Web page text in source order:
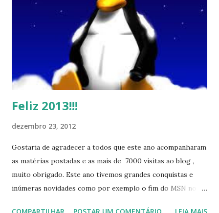
Feliz 2013!!!
dezembro 23, 2012
Gostaria de agradecer a todos que este ano acompanharam
as matérias postadas e as mais de 7000 visitas ao blog ,
muito obrigado. Este ano tivemos grandes conquistas e
inúmeras novidades como por exemplo o fim do MSN no
COMPARTILHAR POSTAR UM COMENTÁRIO LEIA MAIS